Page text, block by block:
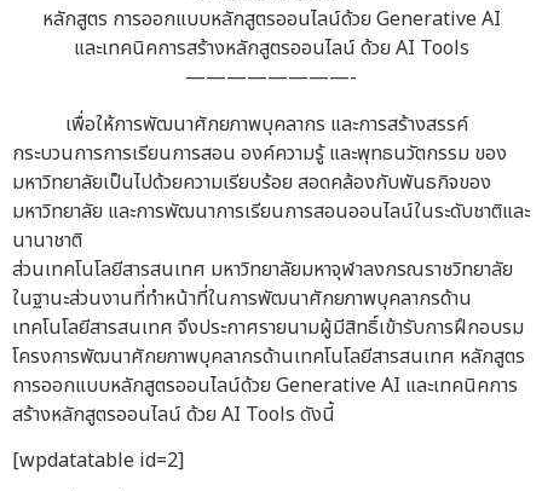
หลักสูตร การออกแบบหลักสูตรออนไลน์ด้วย Generative AI
และเทคนิคการสร้างหลักสูตรออนไลน์ ด้วย AI Tools
————————-
เพื่อให้การพัฒนาศักยภาพบุคลากร และการสร้างสรรค์
กระบวนการการเรียนการสอน องค์ความรู้ และพุทธนวัตกรรม ของ
มหาวิทยาลัยเป็นไปด้วยความเรียบร้อย สอดคล้องกับพันธกิจของ
มหาวิทยาลัย และการพัฒนาการเรียนการสอนออนไลน์ในระดับชาติและ
นานาชาติ
ส่วนเทคโนโลยีสารสนเทศ มหาวิทยาลัยมหาจุฬาลงกรณราชวิทยาลัย
ในฐานะส่วนงานที่ทำหน้าที่ในการพัฒนาศักยภาพบุคลากรด้าน
เทคโนโลยีสารสนเทศ จึงประกาศรายนามผู้มีสิทธิ์เข้ารับการฝึกอบรม
โครงการพัฒนาศักยภาพบุคลากรด้านเทคโนโลยีสารสนเทศ หลักสูตร
การออกแบบหลักสูตรออนไลน์ด้วย Generative AI และเทคนิคการ
สร้างหลักสูตรออนไลน์ ด้วย AI Tools ดังนี้
[wpdatatable id=2]